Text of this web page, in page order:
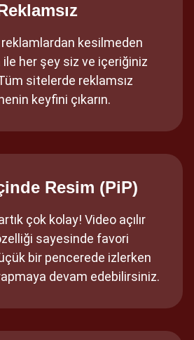
reklamlardan kesilmeden
ile her şey siz ve içeriğiniz
sitelerde reklamsız
keyfini çıkarın.
Resim (PiP)
çok kolay! Video açılır
sayesinde favori
bir pencerede izlerken
devam edebilirsiniz.